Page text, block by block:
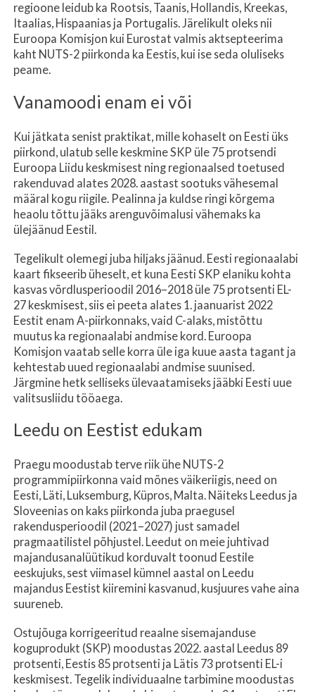
regioone leidub ka Rootsis, Taanis, Hollandis, Kreekas,
Itaalias, Hispaanias ja Portugalis. Järelikult oleks nii
Euroopa Komisjon kui Eurostat valmis aktsepteerima
kaht NUTS-2 piirkonda ka Eestis, kui ise seda oluliseks
peame.
Vanamoodi enam ei või
Kui jätkata senist praktikat, mille kohaselt on Eesti üks
piirkond, ulatub selle keskmine SKP üle 75 protsendi
Euroopa Liidu keskmisest ning regionaalsed toetused
rakenduvad alates 2028. aastast sootuks vähesemal
määral kogu riigile. Pealinna ja kuldse ringi kõrgema
heaolu tõttu jääks arenguvõimalusi vähemaks ka
ülejäänud Eestil.
Tegelikult olemegi juba hiljaks jäänud. Eesti regionaalabi
kaart fikseerib üheselt, et kuna Eesti SKP elaniku kohta
kasvas võrdlusperioodil 2016–2018 üle 75 protsenti EL-
27 keskmisest, siis ei peeta alates 1. jaanuarist 2022
Eestit enam A-piirkonnaks, vaid C-alaks, mistõttu
muutus ka regionaalabi andmise kord. Euroopa
Komisjon vaatab selle korra üle iga kuue aasta tagant ja
kehtestab uued regionaalabi andmise suunised.
Järgmine hetk selliseks ülevaatamiseks jääbki Eesti uue
valitsusliidu tööaega.
Leedu on Eestist edukam
Praegu moodustab terve riik ühe NUTS-2
programmipiirkonna vaid mõnes väikeriigis, need on
Eesti, Läti, Luksemburg, Küpros, Malta. Näiteks Leedus ja
Sloveenias on kaks piirkonda juba praegusel
rakendusperioodil (2021–2027) just samadel
pragmaatilistel põhjustel. Leedut on meie juhtivad
majandusanalüütikud korduvalt toonud Eestile
eeskujuks, sest viimasel kümnel aastal on Leedu
majandus Eestist kiiremini kasvanud, kusjuures vahe aina
suureneb.
Ostujõuga korrigeeritud reaalne sisemajanduse
koguprodukt (SKP) moodustas 2022. aastal Leedus 89
protsenti, Eestis 85 protsenti ja Lätis 73 protsenti EL-i
keskmisest. Tegelik individuaalne tarbimine moodustas